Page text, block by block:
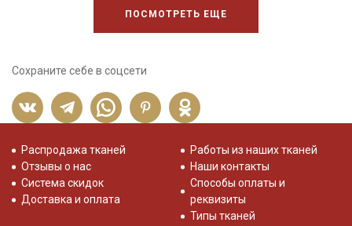
ПОСМОТРЕТЬ ЕЩЕ
Сохраните себе в соцсети
Распродажа тканей
Отзывы о нас
Система скидок
Доставка и оплата
Работы из наших тканей
Наши контакты
Способы оплаты и
реквизиты
Типы тканей